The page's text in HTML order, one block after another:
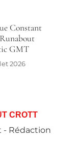
Constant
GMT
2026
CROTT